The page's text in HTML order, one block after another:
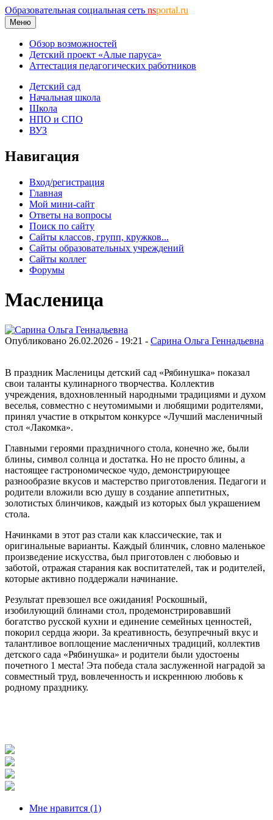
Образовательная социальная сеть nsportal.ru
Меню
Обзор возможностей
Детский проект «Алые паруса»
Аттестация педагогических работников
Детский сад
Начальная школа
Школа
НПО и СПО
ВУЗ
Навигация
Вход/регистрация
Главная
Мой мини-сайт
Ответы на вопросы
Поиск по сайту
Сайты классов, групп, кружков...
Сайты образовательных учреждений
Сайты коллег
Форумы
Масленица
Опубликовано 26.02.2026 - 19:21 - Сарина Ольга Геннадьевна
В праздник Масленицы детский сад «Рябинушка» показал
свои таланты кулинарного творчества. Коллектив
учреждения, вдохновленный народными традициями и духом
веселья, совместно с неутомимыми и любящими родителями,
принял участие в открытом конкурсе «Лучший масленичный
стол «Лакомка».
Главными героями праздничного стола, конечно же, были
блины, символ солнца и достатка. Но не просто блины, а
настоящее гастрономическое чудо, демонстрирующее
разнообразие вкусов и мастерство приготовления. Педагоги и
родители вложили всю душу в создание аппетитных,
золотистых блинчиков, каждый из которых был украшением
стола.
Начинками в этот раз стали как классические, так и
оригинальные варианты. Каждый блинчик, словно маленькое
произведение искусства, был приготовлен с любовью и
заботой, отражая старания как воспитателей, так и родителей,
которые активно поддержали начинание.
Результат превзошел все ожидания! Роскошный,
изобилующий блинами стол, продемонстрировавший
богатство русской кухни и единение семейных ценностей,
покорил сердца жюри. За креативность, безупречный вкус и
талантливое воплощение масленичных традиций, коллектив
детского сада «Рябинушка» и родители были удостоены
почетного 1 места! Эта победа стала заслуженной наградой за
совместный труд, вовлеченность и искреннюю любовь к
родному празднику.
Мне нравится (1)